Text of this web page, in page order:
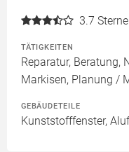
3.7
TÄTIGKEITEN
Reparatur, Beratung,
Markisen, Planung /
GEBÄUDETEILE
Kunststofffenster,